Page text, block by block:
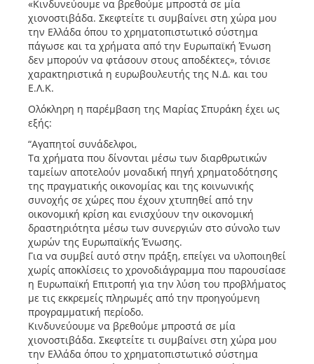
«Κινδυνεύουμε να βρεθούμε μπροστά σε μία
χιονοστιβάδα. Σκεφτείτε τι συμβαίνει στη χώρα μου
την Ελλάδα όπου το χρηματοπιστωτικό σύστημα
πάγωσε και τα χρήματα από την Ευρωπαϊκή Ένωση
δεν μπορούν να φτάσουν στους αποδέκτες», τόνισε
χαρακτηριστικά η ευρωβουλευτής της Ν.Δ. και του
Ε.Λ.Κ.
Ολόκληρη η παρέμβαση της Μαρίας Σπυράκη έχει ως
εξής:
“Αγαπητοί συνάδελφοι,
Τα χρήματα που δίνονται μέσω των διαρθρωτικών
ταμείων αποτελούν μοναδική πηγή χρηματοδότησης
της πραγματικής οικονομίας και της κοινωνικής
συνοχής σε χώρες που έχουν χτυπηθεί από την
οικονομική κρίση και ενισχύουν την οικονομική
δραστηριότητα μέσω των συνεργιών στο σύνολο των
χωρών της Ευρωπαϊκής Ένωσης.
Για να συμβεί αυτό στην πράξη, επείγει να υλοποιηθεί
χωρίς αποκλίσεις το χρονοδιάγραμμα που παρουσίασε
η Ευρωπαϊκή Επιτροπή για την λύση του προβλήματος
με τις εκκρεμείς πληρωμές από την προηγούμενη
προγραμματική περίοδο.
Κινδυνεύουμε να βρεθούμε μπροστά σε μία
χιονοστιβάδα. Σκεφτείτε τι συμβαίνει στη χώρα μου
την Ελλάδα όπου το χρηματοπιστωτικό σύστημα